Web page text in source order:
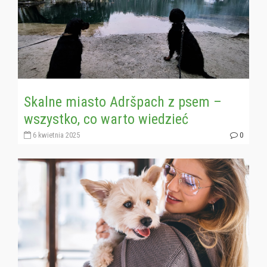
Skalne miasto Adršpach z psem –
wszystko, co warto wiedzieć
6 kwietnia 2025 0